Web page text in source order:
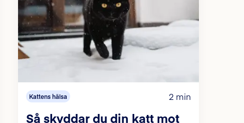
Kattens hälsa 2 min
Så skyddar du din katt mot